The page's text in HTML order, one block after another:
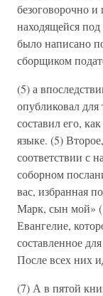
безоговорочно
находящейся
было написано
сборщиком
(5) а
опубликовал для
составил его,
языке. (5)
соответствии с
соборном
вас, избранная
Марк, сын мой»
Евангелие,
составленное
После всех них
(7) А в пятой